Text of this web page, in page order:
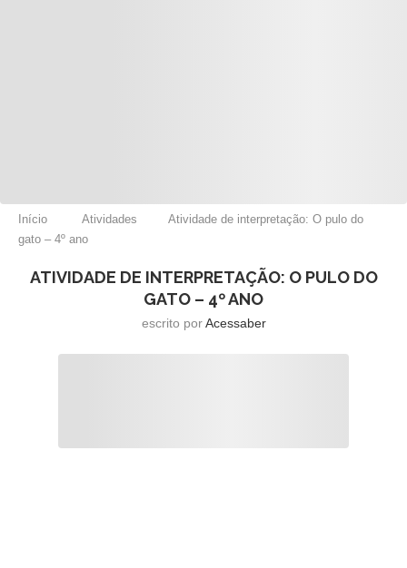
Início Atividades
Atividade de interpretação: O pulo do
gato – 4º ano
ATIVIDADE DE INTERPRETAÇÃO: O PULO DO
GATO – 4º ANO
escrito porAcessaber